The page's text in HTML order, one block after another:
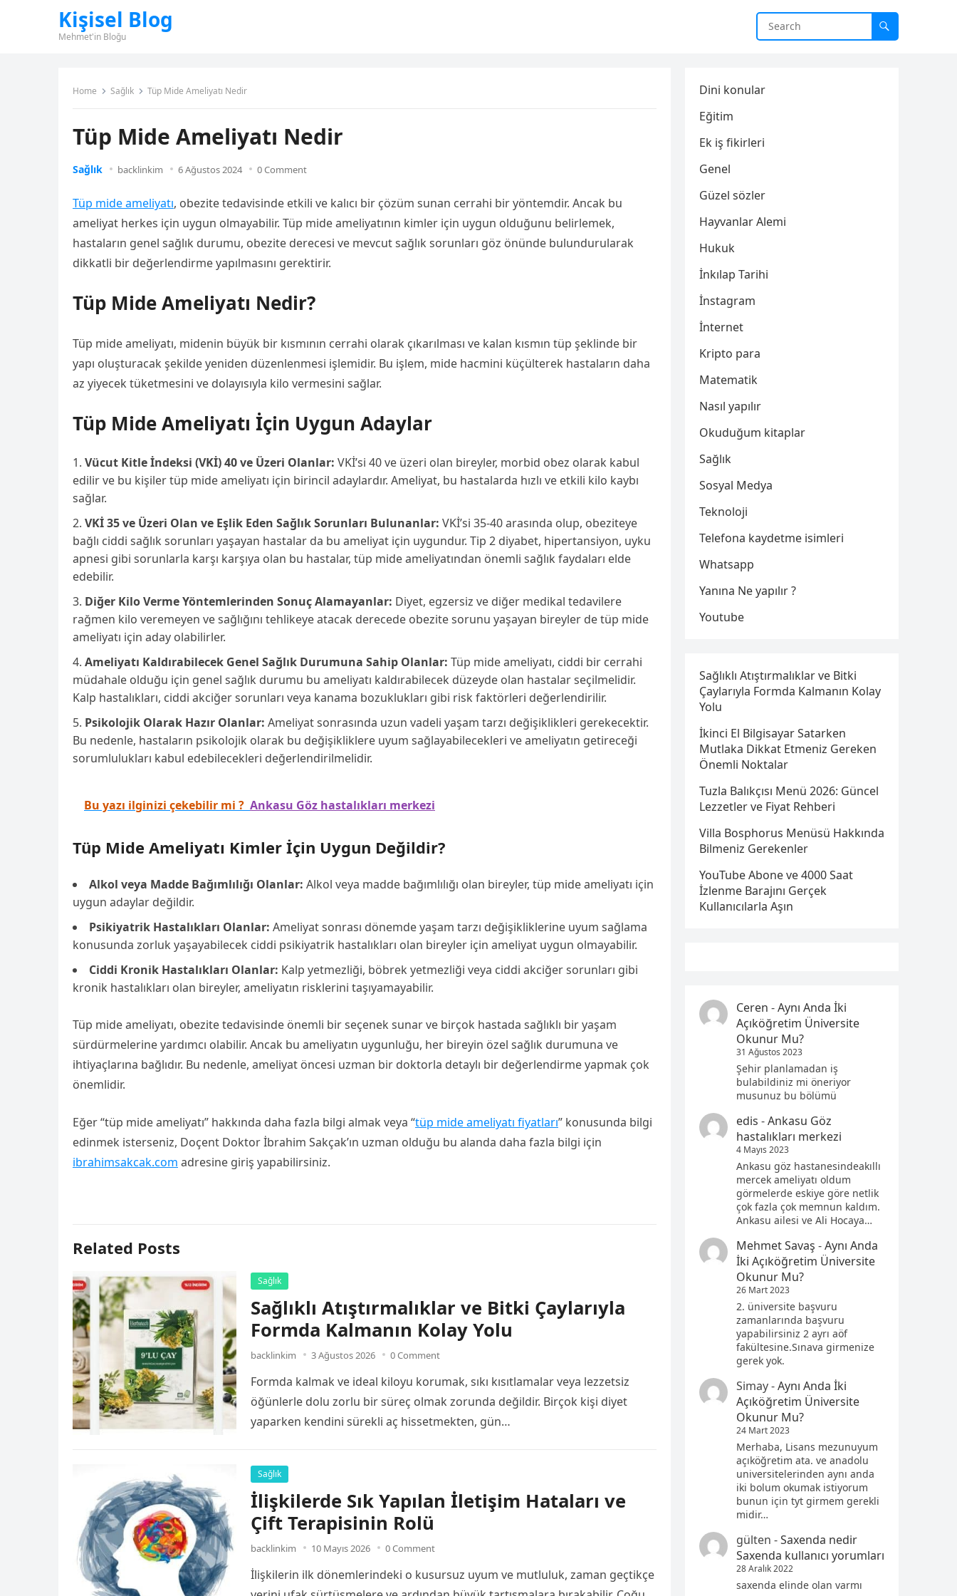
Kişisel Blog
Mehmet'in Bloğu
Home Sağlık Tüp Mide Ameliyatı Nedir
Tüp Mide Ameliyatı Nedir
Sağlık backlinkim 6 Ağustos 2024 0 Comment
Tüp mide ameliyatı, obezite tedavisinde etkili ve kalıcı bir çözüm sunan cerrahi bir yöntemdir. Ancak bu
ameliyat herkes için uygun olmayabilir. Tüp mide ameliyatının kimler için uygun olduğunu belirlemek,
hastaların genel sağlık durumu, obezite derecesi ve mevcut sağlık sorunları göz önünde bulundurularak
dikkatli bir değerlendirme yapılmasını gerektirir.
Tüp Mide Ameliyatı Nedir?
Tüp mide ameliyatı, midenin büyük bir kısmının cerrahi olarak çıkarılması ve kalan kısmın tüp şeklinde bir
yapı oluşturacak şekilde yeniden düzenlenmesi işlemidir. Bu işlem, mide hacmini küçülterek hastaların daha
az yiyecek tüketmesini ve dolayısıyla kilo vermesini sağlar.
Tüp Mide Ameliyatı İçin Uygun Adaylar
Vücut Kitle İndeksi (VKİ) 40 ve Üzeri Olanlar: VKİ’si 40 ve üzeri olan bireyler, morbid obez olarak kabul
edilir ve bu kişiler tüp mide ameliyatı için birincil adaylardır. Ameliyat, bu hastalarda hızlı ve etkili kilo kaybı
sağlar.
VKİ 35 ve Üzeri Olan ve Eşlik Eden Sağlık Sorunları Bulunanlar: VKİ’si 35-40 arasında olup, obeziteye
bağlı ciddi sağlık sorunları yaşayan hastalar da bu ameliyat için uygundur. Tip 2 diyabet, hipertansiyon, uyku
apnesi gibi sorunlarla karşı karşıya olan bu hastalar, tüp mide ameliyatından önemli sağlık faydaları elde
edebilir.
Diğer Kilo Verme Yöntemlerinden Sonuç Alamayanlar: Diyet, egzersiz ve diğer medikal tedavilere
rağmen kilo veremeyen ve sağlığını tehlikeye atacak derecede obezite sorunu yaşayan bireyler de tüp mide
ameliyatı için aday olabilirler.
Ameliyatı Kaldırabilecek Genel Sağlık Durumuna Sahip Olanlar: Tüp mide ameliyatı, ciddi bir cerrahi
müdahale olduğu için genel sağlık durumu bu ameliyatı kaldırabilecek düzeyde olan hastalar seçilmelidir.
Kalp hastalıkları, ciddi akciğer sorunları veya kanama bozuklukları gibi risk faktörleri değerlendirilir.
Psikolojik Olarak Hazır Olanlar: Ameliyat sonrasında uzun vadeli yaşam tarzı değişiklikleri gerekecektir.
Bu nedenle, hastaların psikolojik olarak bu değişikliklere uyum sağlayabilecekleri ve ameliyatın getireceği
sorumlulukları kabul edebilecekleri değerlendirilmelidir.
Bu yazı ilginizi çekebilir mi ? Ankasu Göz hastalıkları merkezi
Tüp Mide Ameliyatı Kimler İçin Uygun Değildir?
Alkol veya Madde Bağımlılığı Olanlar: Alkol veya madde bağımlılığı olan bireyler, tüp mide ameliyatı için
uygun adaylar değildir.
Psikiyatrik Hastalıkları Olanlar: Ameliyat sonrası dönemde yaşam tarzı değişikliklerine uyum sağlama
konusunda zorluk yaşayabilecek ciddi psikiyatrik hastalıkları olan bireyler için ameliyat uygun olmayabilir.
Ciddi Kronik Hastalıkları Olanlar: Kalp yetmezliği, böbrek yetmezliği veya ciddi akciğer sorunları gibi
kronik hastalıkları olan bireyler, ameliyatın risklerini taşıyamayabilir.
Tüp mide ameliyatı, obezite tedavisinde önemli bir seçenek sunar ve birçok hastada sağlıklı bir yaşam
sürdürmelerine yardımcı olabilir. Ancak bu ameliyatın uygunluğu, her bireyin özel sağlık durumuna ve
ihtiyaçlarına bağlıdır. Bu nedenle, ameliyat öncesi uzman bir doktorla detaylı bir değerlendirme yapmak çok
önemlidir.
Eğer “tüp mide ameliyatı” hakkında daha fazla bilgi almak veya “tüp mide ameliyatı fiyatları” konusunda bilgi
edinmek isterseniz, Doçent Doktor İbrahim Sakçak’ın uzman olduğu bu alanda daha fazla bilgi için
ibrahimsakcak.com adresine giriş yapabilirsiniz.
Related Posts
Sağlık
Sağlıklı Atıştırmalıklar ve Bitki Çaylarıyla
Formda Kalmanın Kolay Yolu
backlinkim 3 Ağustos 2026 0 Comment
Formda kalmak ve ideal kiloyu korumak, sıkı kısıtlamalar veya lezzetsiz
öğünlerle dolu zorlu bir süreç olmak zorunda değildir. Birçok kişi diyet
yaparken kendini sürekli aç hissetmekten, gün…
Sağlık
İlişkilerde Sık Yapılan İletişim Hataları ve
Çift Terapisinin Rolü
backlinkim 10 Mayıs 2026 0 Comment
İlişkilerin ilk dönemlerindeki o kusursuz uyum ve mutluluk, zaman geçtikçe
Dini konular
Eğitim
Ek iş fikirleri
Genel
Güzel sözler
Hayvanlar Alemi
Hukuk
İnkılap Tarihi
İnstagram
İnternet
Kripto para
Matematik
Nasıl yapılır
Okuduğum kitaplar
Sağlık
Sosyal Medya
Teknoloji
Telefona kaydetme isimleri
Whatsapp
Yanına Ne yapılır ?
Youtube
Sağlıklı Atıştırmalıklar ve Bitki
Çaylarıyla Formda Kalmanın Kolay
Yolu
İkinci El Bilgisayar Satarken
Mutlaka Dikkat Etmeniz Gereken
Önemli Noktalar
Tuzla Balıkçısı Menü 2026: Güncel
Lezzetler ve Fiyat Rehberi
Villa Bosphorus Menüsü Hakkında
Bilmeniz Gerekenler
YouTube Abone ve 4000 Saat
İzlenme Barajını Gerçek
Kullanıcılarla Aşın
Ceren -Aynı Anda İki
Açıköğretim Üniversite
Okunur Mu?
31 Ağustos 2023
Şehir planlamadan iş
bulabildiniz mi öneriyor
musunuz bu bölümü
edis -Ankasu Göz
hastalıkları merkezi
4 Mayıs 2023
Ankasu göz hastanesindeakıllı
mercek ameliyatı oldum
görmelerde eskiye göre netlik
çok fazla çok memnun kaldım.
Ankasu ailesi ve Ali Hocaya…
Mehmet Savaş -Aynı Anda
İki Açıköğretim Üniversite
Okunur Mu?
26 Mart 2023
2. üniversite başvuru
zamanlarında başvuru
yapabilirsiniz 2 ayrı aöf
fakültesine.Sınava girmenize
gerek yok.
Simay-Aynı Anda İki
Açıköğretim Üniversite
Okunur Mu?
24 Mart 2023
Merhaba, Lisans mezunuyum
açıköğretim ata. ve anadolu
universitelerinden aynı anda
iki bolum okumak istiyorum
bunun için tyt girmem gerekli
midir…
gülten -Saxenda nedir
Saxenda kullanıcı yorumları
28 Aralık 2022
saxenda elinde olan varmı